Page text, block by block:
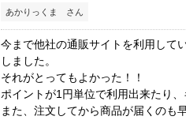
あかりっくま さん
今まで他社の通販サイトを利用して
しました。
それがとってもよかった！！
ポイントが1円単位で利用出来たり
また、注文してから商品が届くのも